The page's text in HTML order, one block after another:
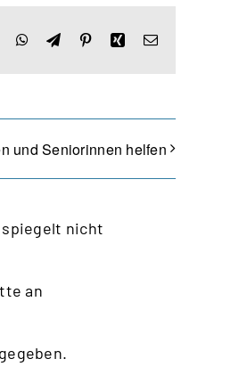
WhatsApp
TelegramPinterestXingE-
und Seniorinnen helfen
nicht
an